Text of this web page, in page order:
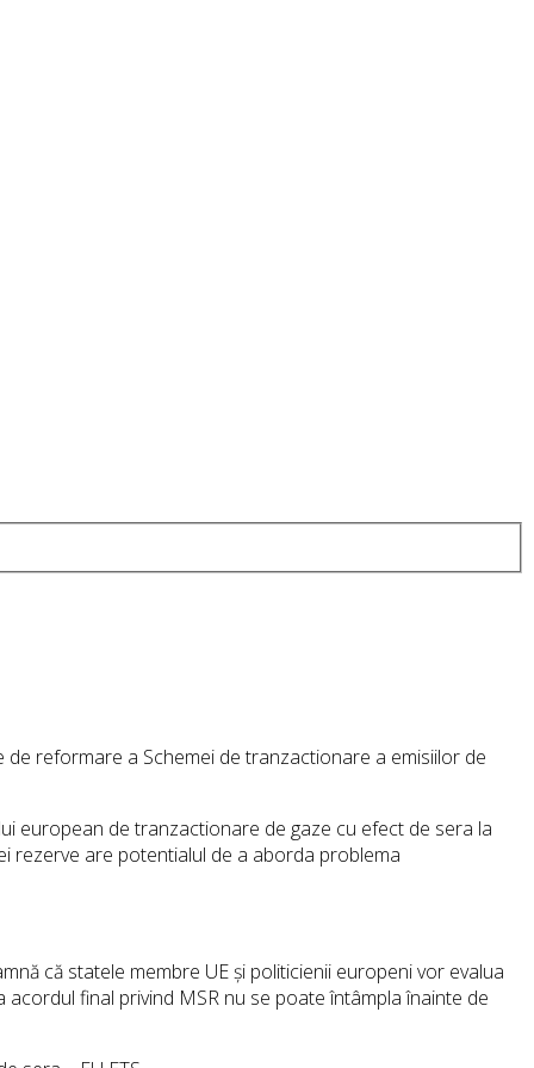
reformare a Schemei de tranzactionare a emisiilor de
european de tranzactionare de gaze cu efect de sera la
rezerve are potentialul de a aborda problema
că statele membre UE și politicienii europeni vor evalua
final privind MSR nu se poate întâmpla înainte de